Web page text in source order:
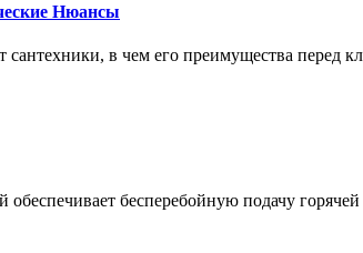
Нюансы
сантехники, в чем его преимущества перед
бесперебойную подачу